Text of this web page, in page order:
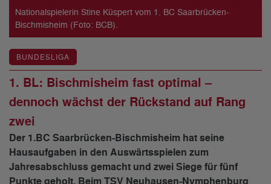
Nationalspielerin Stine Küspert vom 1. BC Saarbrücken-
Bischmisheim (Foto: BCB).
BUNDESLIGA
1. BL: Bischmisheim fast optimal –
dennoch wächst der Rückstand auf Rang
zwei
Der 1.BC Saarbrücken-Bischmisheim hat seine
Hausaufgaben in den Auswärtsspielen zum
Jahresabschluss gemacht und zwei Siege für fünf